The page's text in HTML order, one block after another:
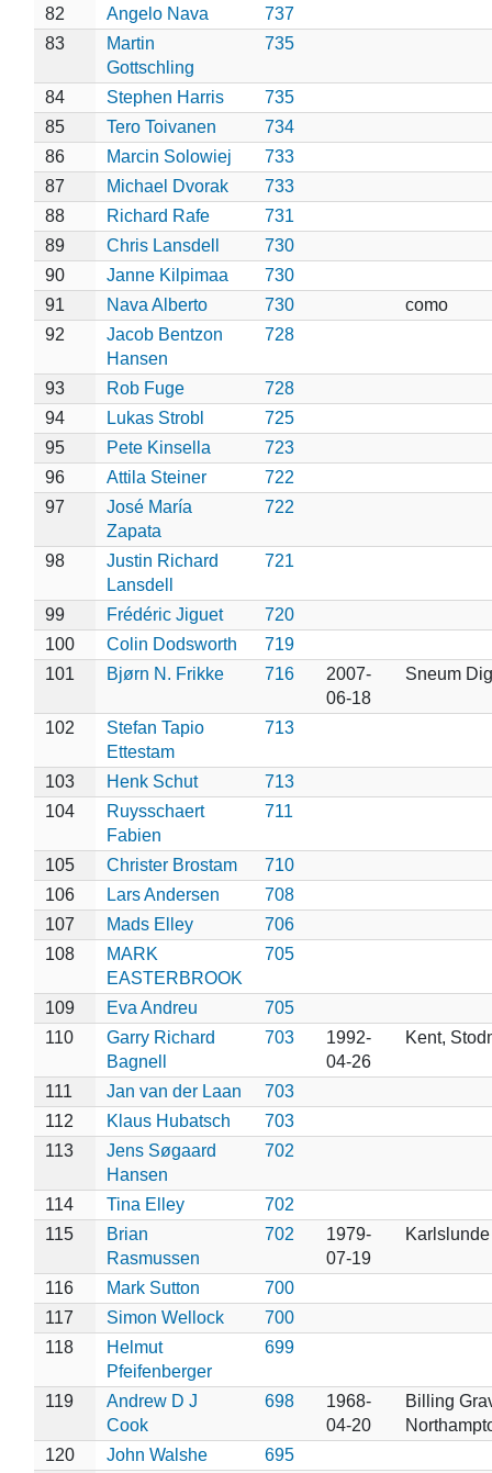
82 Angelo Nava
737
83
Martin
Gottschling
735
84 Stephen Harris
735
85
Tero Toivanen
734
86
Marcin Solowiej
733
87
Michael Dvorak
733
88
Richard Rafe
731
89
Chris Lansdell
730
90
Janne Kilpimaa
730
91
Nava Alberto 730
como
92
Jacob Bentzon
Hansen
728
93 Rob Fuge
728
94
Lukas Strobl
725
95
Pete Kinsella
723
96
Attila Steiner
722
97
José María
Zapata
722
98
Justin Richard
Lansdell
721
99 Frédéric Jiguet
720
100
Colin Dodsworth
719
101
Bjørn N. Frikke 716
2007-
06-18
Sneum
102
Stefan Tapio
Ettestam
713
103 Henk Schut
713
104
Ruysschaert
Fabien
711
105 Christer Brostam
710
106
Lars Andersen
708
107
Mads Elley
706
108
MARK
EASTERBROOK
705
109 Eva Andreu
705
110
Garry Richard
Bagnell
703
1992-
04-26
Kent,
111 Jan van der Laan
703
112
Klaus Hubatsch
703
113
Jens Søgaard
Hansen
702
114 Tina Elley
702
115
Brian
Rasmussen
702
1979-
07-19
116 Mark Sutton
700
117
Simon Wellock
700
118
Helmut
Pfeifenberger
699
119
Andrew D J
Cook
698
1968-
04-20
Billing
120
John Walshe
695